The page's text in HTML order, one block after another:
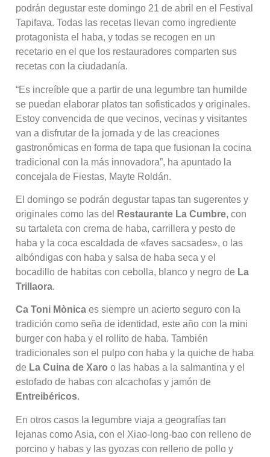
podrán degustar este domingo 21 de abril en el Festival
Tapifava. Todas las recetas llevan como ingrediente
protagonista el haba, y todas se recogen en un
recetario en el que los restauradores comparten sus
recetas con la ciudadanía.
“Es increíble que a partir de una legumbre tan humilde
se puedan elaborar platos tan sofisticados y originales.
Estoy convencida de que vecinos, vecinas y visitantes
van a disfrutar de la jornada y de las creaciones
gastronómicas en forma de tapa que fusionan la cocina
tradicional con la más innovadora”, ha apuntado la
concejala de Fiestas, Mayte Roldán.
El domingo se podrán degustar tapas tan sugerentes y
originales como las del
Restaurante La Cumbre, con
su tartaleta con crema de haba, carrillera y pesto de
haba y la coca escaldada de «faves sacsades», o las
albóndigas con haba y salsa de haba seca y el
bocadillo de habitas con cebolla, blanco y negro de La
Trillaora.
Ca Toni Mònica es siempre un acierto seguro con la
tradición como seña de identidad, este año con la mini
burger con haba y el rollito de haba. También
tradicionales son el pulpo con haba y la quiche de haba
de La Cuina de Xaro o las habas a la salmantina y el
estofado de habas con alcachofas y jamón de
Entreibéricos.
En otros casos la legumbre viaja a geografías tan
lejanas como Asia, con el Xiao-long-bao con relleno de
porcino y habas y las gyozas con relleno de pollo y